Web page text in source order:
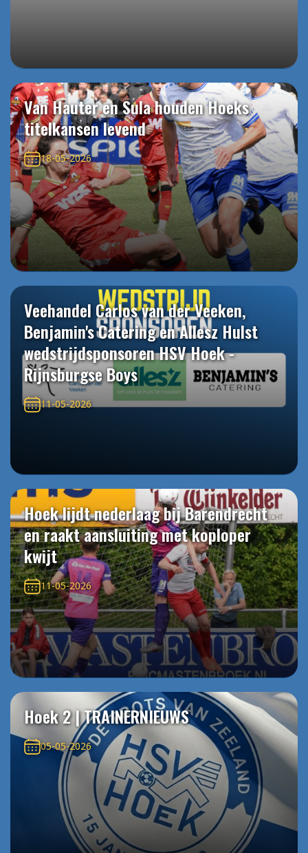
Van Hauter en Sula houden Hoeks
titelkansen levend
18-05-2026
Veehandel Carlos van der Veeken,
Benjamin's Catering en Allesz Hulst
wedstrijdsponsoren HSV Hoek -
Rijnsburgse Boys
11-05-2026
Hoek lijdt nederlaag bij Barendrecht
en raakt aansluiting met koploper
kwijt
11-05-2026
Hoek 2 | TRAINERNIEUWS
05-05-2026